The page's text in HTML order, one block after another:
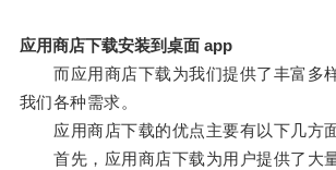
应用商店下载安装到桌面 app
而应用商店下载为我们提供了丰富多
我们各种需求。
应用商店下载的优点主要有以下几方面
首先，应用商店下载为用户提供了大量